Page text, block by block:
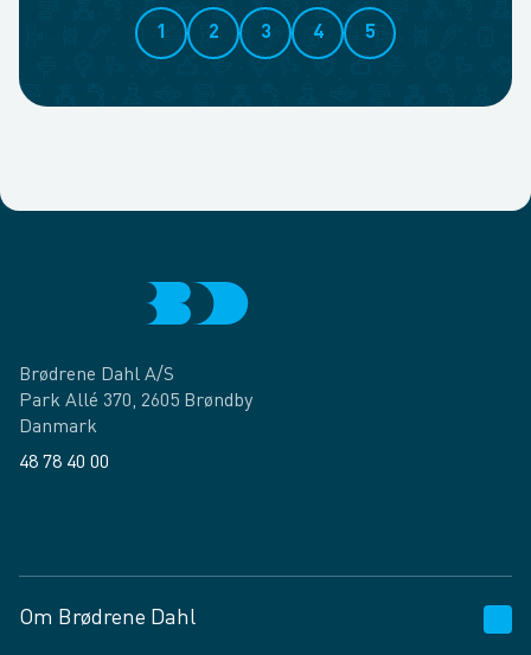
1 2 3 4 5
Brødrene Dahl A/S
Park Allé 370, 2605 Brøndby
Danmark
48 78 40 00
Om Brødrene Dahl